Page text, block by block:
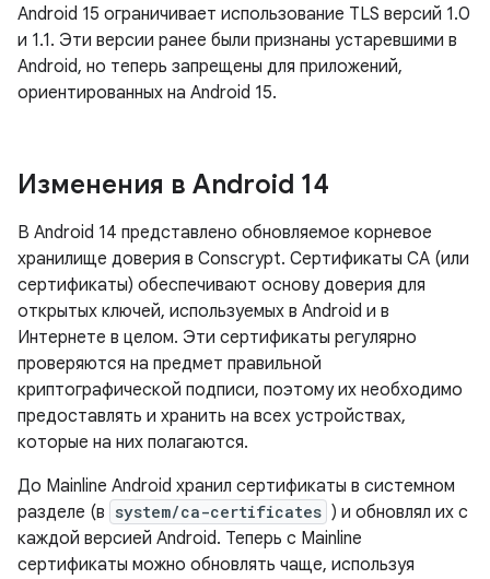
Android 15 ограничивает использование TLS версий 1.0
и 1.1. Эти версии ранее были признаны устаревшими в
Android, но теперь запрещены для приложений,
ориентированных на Android 15.
Изменения в Android 14
В Android 14 представлено обновляемое корневое
хранилище доверия в Conscrypt. Сертификаты CA (или
сертификаты) обеспечивают основу доверия для
открытых ключей, используемых в Android и в
Интернете в целом. Эти сертификаты регулярно
проверяются на предмет правильной
криптографической подписи, поэтому их необходимо
предоставлять и хранить на всех устройствах,
которые на них полагаются.
До Mainline Android хранил сертификаты в системном
разделе (в system/ca-certificates ) и обновлял их с
каждой версией Android. Теперь с Mainline
сертификаты можно обновлять чаще, используя